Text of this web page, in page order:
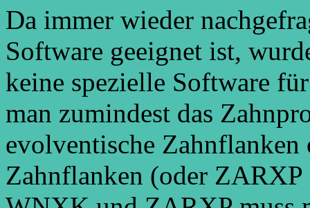
Da immer wieder
Software geeignet ist,
keine spezielle Software
man zumindest das
evolventische
Zahnflanken (oder